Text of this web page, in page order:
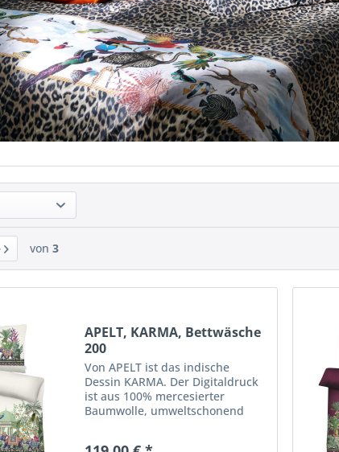
von 3
APELT, KARMA, Bettwäsche
200
Von APELT ist das indische
Dessin KARMA. Der Digitaldruck
ist aus 100% mercesierter
Baumwolle, umweltschonend